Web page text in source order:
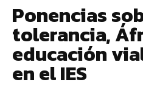
Ponencias
tolerancia,
educación
en el IES